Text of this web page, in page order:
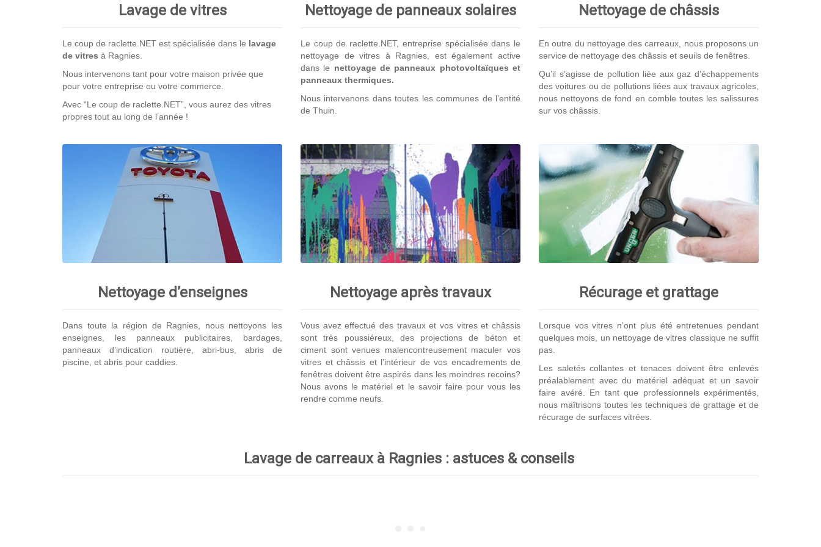
Lavage de vitres
Le coup de raclette.NET est spécialisée dans le lavage
de vitres à Ragnies.
Nous intervenons tant pour votre maison privée que
pour votre entreprise ou votre commerce.
Avec “Le coup de raclette.NET”, vous aurez des vitres
propres tout au long de l’année !
Nettoyage de panneaux solaires
Le coup de raclette.NET, entreprise spécialisée dans le
nettoyage de vitres à Ragnies, est également active
dans le nettoyage de panneaux photovoltaïques et
panneaux thermiques.
Nous intervenons dans toutes les communes de l’entité
de Thuin.
Nettoyage de châssis
En outre du nettoyage des carreaux, nous proposons un
service de nettoyage des châssis et seuils de fenêtres.
Qu’il s’agisse de pollution liée aux gaz d’échappements
des voitures ou de pollutions liées aux travaux agricoles,
nous nettoyons de fond en comble toutes les salissures
sur vos châssis.
Nettoyage d’enseignes
Dans toute la région de Ragnies, nous nettoyons les
enseignes, les panneaux publicitaires, bardages,
panneaux d’indication routière, abri-bus, abris de
piscine, et abris pour caddies.
Nettoyage après travaux
Vous avez effectué des travaux et vos vitres et châssis
sont très poussiéreux, des projections de béton et
ciment sont venues malencontreusement maculer vos
vitres et châssis et l’intérieur de vos encadrements de
fenêtres doivent être aspirés dans les moindres recoins?
Nous avons le matériel et le savoir faire pour vous les
rendre comme neufs.
Récurage et grattage
Lorsque vos vitres n’ont plus été entretenues pendant
quelques mois, un nettoyage de vitres classique ne suffit
pas.
Les saletés collantes et tenaces doivent être enlevés
préalablement avec du matériel adéquat et un savoir
faire avéré. En tant que professionnels expérimentés,
nous maîtrisons toutes les techniques de grattage et de
récurage de surfaces vitrées.
Lavage de carreaux à Ragnies : astuces & conseils